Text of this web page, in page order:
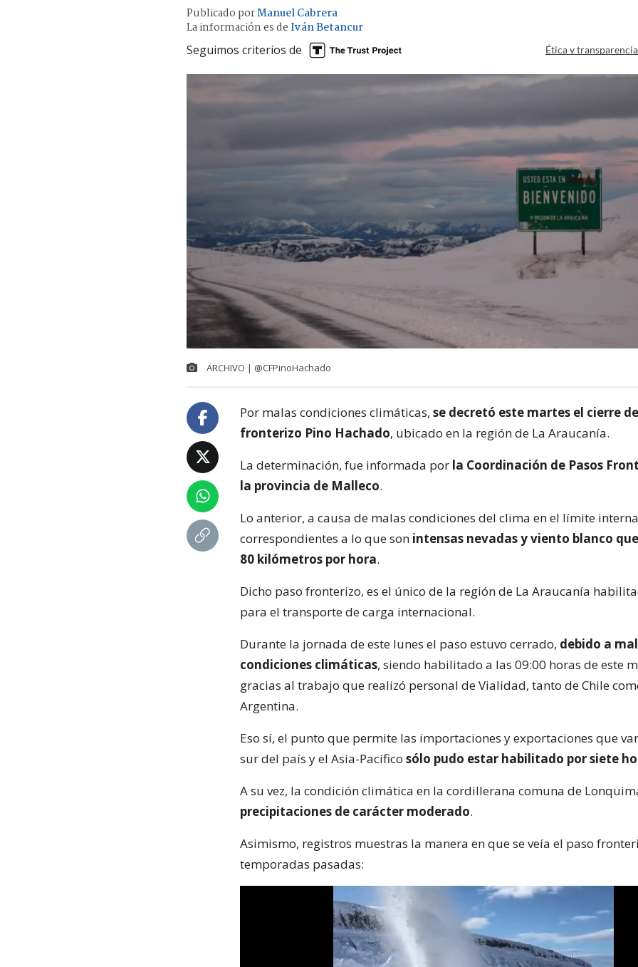
Publicado porManuel Cabrera
La información es deIván Betancur
Seguimos criterios de Ética y
ARCHIVO | @CFPinoHachado
Por malas condiciones climáticas, se decretó este martes el cierre
fronterizo Pino Hachado, ubicado en la región de La Araucanía.
La determinación, fue informada por la Coordinación de Pasos
la provincia de Malleco.
Lo anterior, a causa de malas condiciones del clima en el límite
correspondientes a lo que son intensas nevadas y viento blanco
80 kilómetros por hora.
Dicho paso fronterizo, es el único de la región de La Araucanía
para el transporte de carga internacional.
Durante la jornada de este lunes el paso estuvo cerrado, debido a
condiciones climáticas, siendo habilitado a las 09:00 horas de este
gracias al trabajo que realizó personal de Vialidad, tanto de Chile
Argentina.
Eso sí, el punto que permite las importaciones y exportaciones que
sur del país y el Asia-Pacífico sólo pudo estar habilitado por siete
A su vez, la condición climática en la cordillerana comuna de
precipitaciones de carácter moderado.
Asimismo, registros muestras la manera en que se veía el paso
temporadas pasadas: